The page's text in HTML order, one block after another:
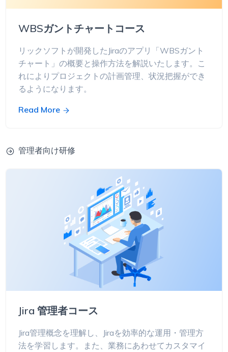
WBSガントチャートコース
リックソフトが開発したJiraのアプリ「WBSガント
チャート」の概要と操作方法を解説いたします。こ
れによりプロジェクトの計画管理、状況把握ができ
るようになります。
Read More
管理者向け研修
Jira 管理者コース
Jira管理概念を理解し、Jiraを効率的な運用・管理方
法を学習します。また、業務にあわせてカスタマイ